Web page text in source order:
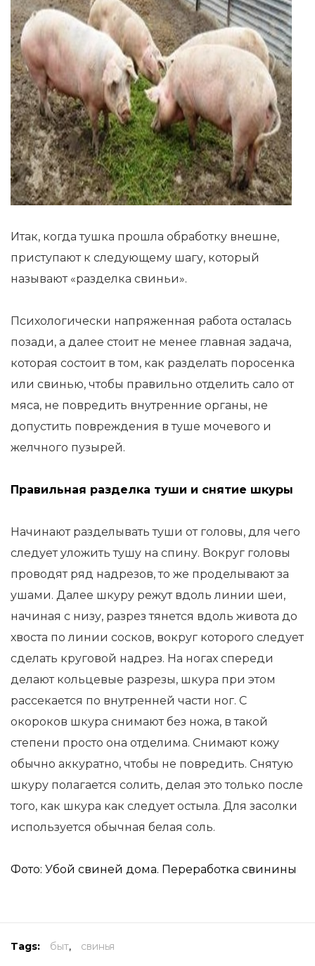
Итак, когда тушка прошла обработку внешне,
приступают к следующему шагу, который
называют «разделка свиньи».
Психологически напряженная работа осталась
позади, а далее стоит не менее главная задача,
которая состоит в том, как разделать поросенка
или свинью, чтобы правильно отделить сало от
мяса, не повредить внутренние органы, не
допустить повреждения в туше мочевого и
желчного пузырей.
Правильная разделка туши и снятие шкуры
Начинают разделывать туши от головы, для чего
следует уложить тушу на спину. Вокруг головы
проводят ряд надрезов, то же проделывают за
ушами. Далее шкуру режут вдоль линии шеи,
начиная с низу, разрез тянется вдоль живота до
хвоста по линии сосков, вокруг которого следует
сделать круговой надрез. На ногах спереди
делают кольцевые разрезы, шкура при этом
рассекается по внутренней части ног. С
окороков шкура снимают без ножа, в такой
степени просто она отделима. Снимают кожу
обычно аккуратно, чтобы не повредить. Снятую
шкуру полагается солить, делая это только после
того, как шкура как следует остыла. Для засолки
используется обычная белая соль.
Фото: Убой свиней дома. Переработка свинины
Tags: быт, свинья